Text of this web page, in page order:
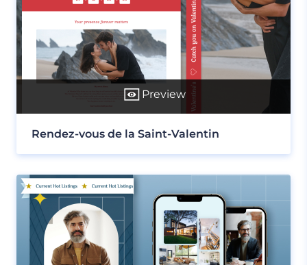
Preview
Rendez-vous de la Saint-Valentin